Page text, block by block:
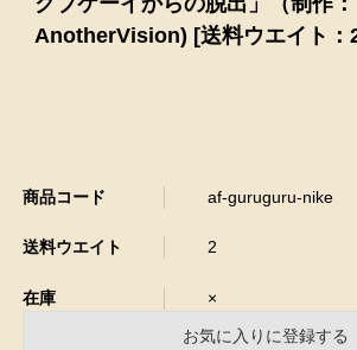
AnotherVision) [送料ウエイト：
商品コード af-guruguru-nike
送料ウエイト 2
在庫
×
お気に入りに登録する